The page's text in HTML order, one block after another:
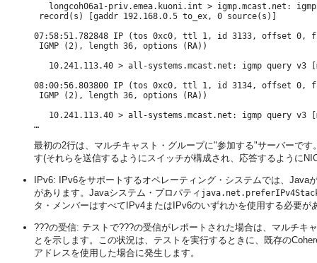
longcoh06a1-priv.emea.kuoni.int > igmp.mcast.net:
record(s) [gaddr 192.168.0.5 to_ex, 0 source(s)]
07:58:51.782848 IP (tos 0xc0, ttl 1, id 3133, offset 0,
IGMP (2), length 36, options (RA))
10.241.113.40 > all-systems.mcast.net: igmp query v3
08:00:56.803800 IP (tos 0xc0, ttl 1, id 3134, offset 0,
IGMP (2), length 36, options (RA))
10.241.113.40 > all-systems.mcast.net: igmp query v3
最初の2行は、マルチキャスト・グループに"参加する"サーバーで
す(それらを送信するようにスイッチが構成され、応答するように
IPv6: IPv6をサポートするオペレーティング・システムでは、
があります。Javaシステム・プロパティ
タ・メンバーはすべてIPv4またはIPv6のいずれかを使用する必要
???の受信: テストで???の受信がレポートされた場合は、マルチ
とを示します。この状況は、テストを実行するときに、既存の
アドレスを使用した場合に発生します。